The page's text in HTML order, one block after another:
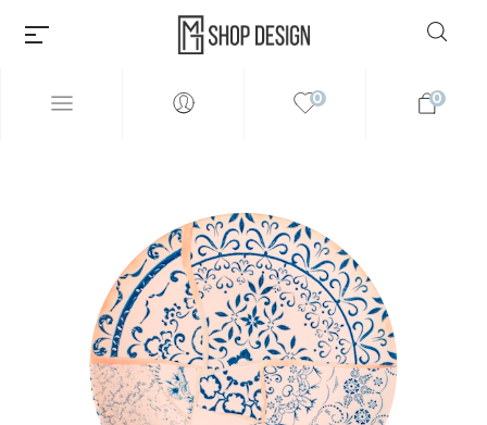
Millions of people around the
world visit Envato to buy and
0 0